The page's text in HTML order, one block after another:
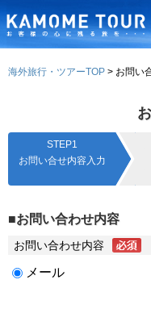
海外旅行・ツアーTOP お問い
STEP1
お問い合せ内容入力
■お問い合わせ内容
お問い合わせ内容
メール